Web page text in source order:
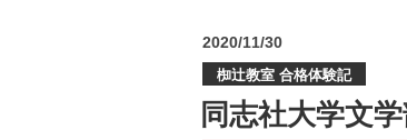
修
中
３
I
校
Ｖ
コ
ー
投
日:
2020/11/30
椥辻教室 合格体験記
同志社大学文